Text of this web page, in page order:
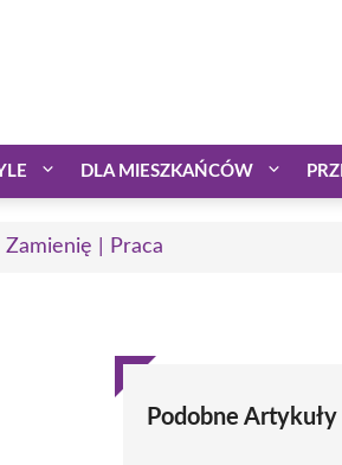
DLA MIESZKAŃCÓW
| Praca
Podobne Artykuły